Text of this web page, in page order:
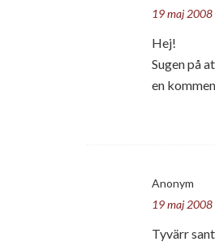
19 maj
Hej!
Sugen på
en
Anonym
19 maj
Tyvärr